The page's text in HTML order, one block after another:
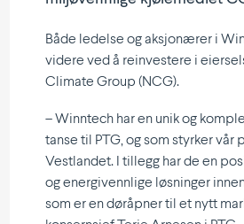
Både ledelse og aksjo­nærer i
videre ved å reinvestere i
Climate Group (NCG).
– Winntech har en unik og
tanse til PTG, og som styrker vår
Vestlandet. I tillegg har de en
og energi­vennlige løsninger
som er en døråpner til et nytt